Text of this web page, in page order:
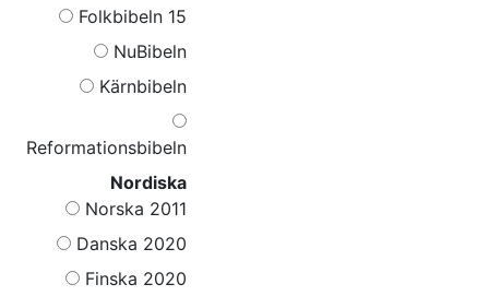
Folkbibeln 15
NuBibeln
Kärnbibeln
Reformationsbibeln
Nordiska
Norska 2011
Danska 2020
Finska 2020